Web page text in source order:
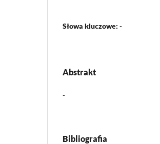
Słowa kluczowe: -
Abstrakt
-
Bibliografia